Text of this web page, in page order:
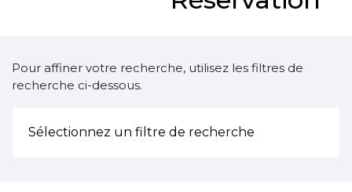
Pour affiner votre recherche, utilisez les filtres de
recherche ci-dessous.
Sélectionnez un filtre de recherche